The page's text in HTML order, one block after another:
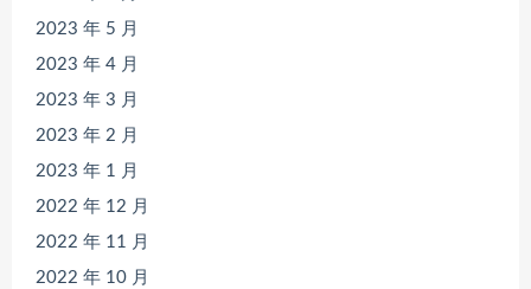
2023 年 5 月
2023 年 4 月
2023 年 3 月
2023 年 2 月
2023 年 1 月
2022 年 12 月
2022 年 11 月
2022 年 10 月